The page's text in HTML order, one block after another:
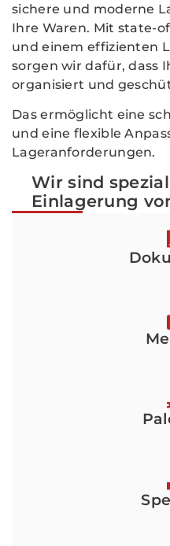
sichere und moderne
Ihre Waren. Mit state-
und einem effizienten
sorgen wir dafür, dass
organisiert und
Das ermöglicht eine
und eine flexible
Lageranforderungen.
Wir sind
Einlagerung